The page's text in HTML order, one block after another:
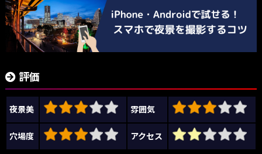
評価
夜景美 雰囲気
穴場度 アクセス